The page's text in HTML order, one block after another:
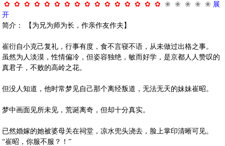
✿ ✿ ✿ ✿ ✿ ✿ ✿ ✿ ✿ ✿ ✿ ✿ ✿ ✿ ✿ ✿ ❀ ❀ ❀ ❀ ❀ 展
开
简介： 【为兄为师为长，作亲作友作夫】
崔衍自小克己复礼，行事有度，食不言寝不语，从未做过出格之事。
虽然为人淡漠，性情偏冷，但姿容独绝，敏而好学，是京都人人赞叹的
真君子，不败的高岭之花。
但没人知道，他时常梦见自己那个离经叛道，无法无天的妹妹崔昭。
梦中画面见所未见，荒诞离奇，但却十分真实。
已然婚嫁的她被婆母关在祠堂，凉水兜头浇去，脸上掌印清晰可见。
“崔昭，你服不服？！”